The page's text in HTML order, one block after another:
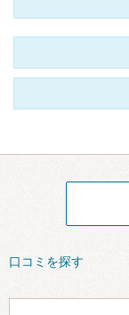
口コミを探す